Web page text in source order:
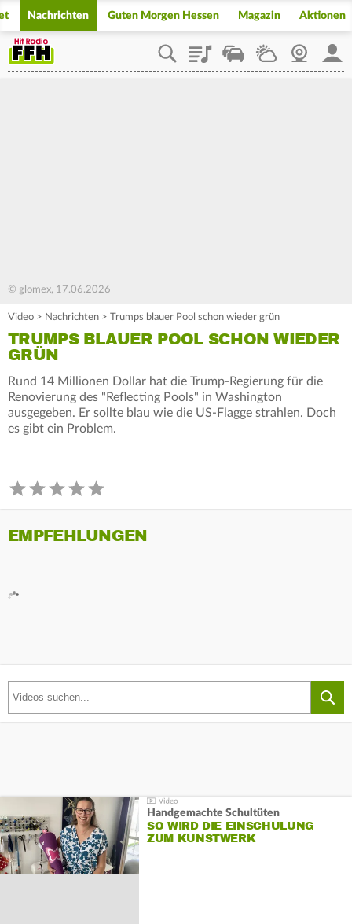
Nachrichten Guten Morgen Hessen Magazin Aktionen
PlaylistStaupilotWetterWebcam
© glomex, 17.06.2026
Video > Nachrichten > Trumps blauer Pool schon wieder grün
TRUMPS BLAUER POOL SCHON WIEDER
GRÜN
Rund 14 Millionen Dollar hat die Trump-Regierung für die
Renovierung des "Reflecting Pools" in Washington
ausgegeben. Er sollte blau wie die US-Flagge strahlen. Doch
es gibt ein Problem.
EMPFEHLUNGEN
Handgemachte Schultüten
SO WIRD DIE EINSCHULUNG
ZUM KUNSTWERK